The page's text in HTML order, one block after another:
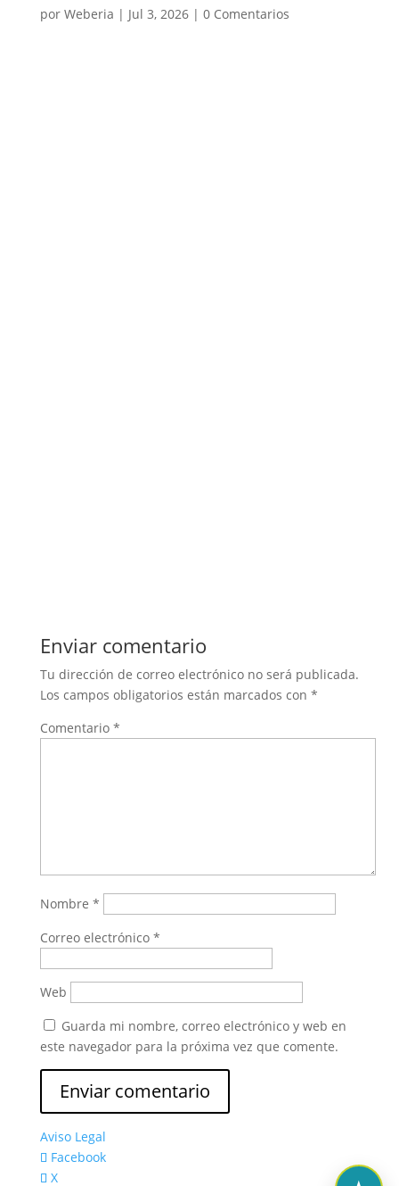
por Weberia | Jul 3, 2026| 0 Comentarios
Enviar comentario
Tu dirección de correo electrónico no será publicada.
Los campos obligatorios están marcados con *
Comentario *
Nombre *
Correo electrónico *
Web
Guarda mi nombre, correo electrónico y web en
este navegador para la próxima vez que comente.
Aviso Legal
Facebook
X